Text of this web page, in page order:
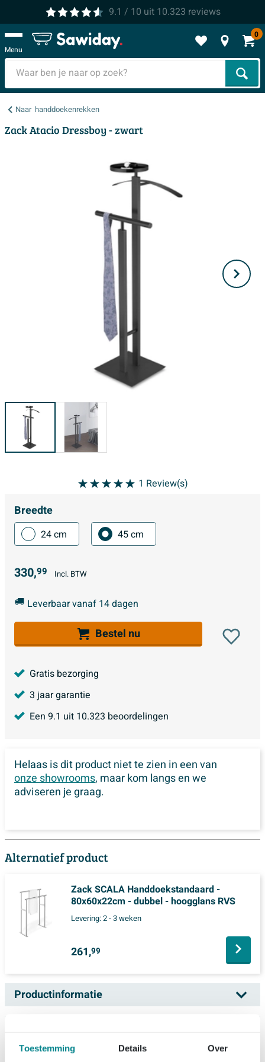
Toestemming Details Over
9.1 / 10 uit 10.323 reviews
Menu
0
Naar handdoekenrekken
Zack Atacio Dressboy - zwart
1 Review(s)
Breedte
24 cm 45 cm
330,99 Incl. BTW
Leverbaar vanaf 14 dagen
Bestel nu
Gratis bezorging
3 jaar garantie
Een 9.1 uit 10.323 beoordelingen
Helaas is dit product niet te zien in een van
onze showrooms, maar kom langs en we
adviseren je graag.
Alternatief product
Zack SCALA Handdoekstandaard -
80x60x22cm - dubbel - hoogglans RVS
Levering:2 - 3 weken
261,99
Productinformatie
Deze stijlvolle dressboy is een subtiele maar slimme